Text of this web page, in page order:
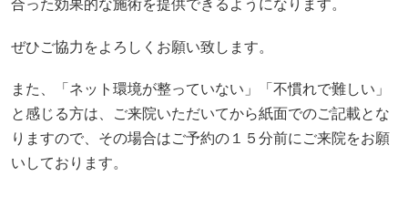
合った効果的な施術を提供できるようになります。
ぜひご協力をよろしくお願い致します。
また、「ネット環境が整っていない」「不慣れで難しい」
と感じる方は、ご来院いただいてから紙面でのご記載とな
りますので、その場合はご予約の１５分前にご来院をお願
いしております。